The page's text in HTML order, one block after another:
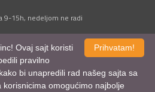
9-15h, nedeljom ne radi
dinarima. PDV je uračunat u cenu.
2026. Sva prava su zadržana.
Prihvatam!
Ovaj sajt koristi
pravilno
bi unapredili rad našeg sajta sa
omogućimo najbolje